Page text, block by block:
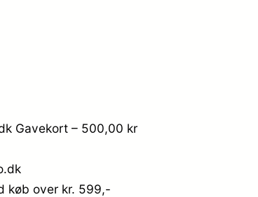
Gavekort – 500,00 kr
køb over kr. 599,-